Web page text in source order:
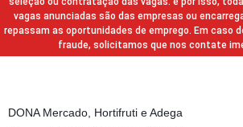
vagas anunciadas são das empresas ou
repassam as oportunidades de emprego. Em caso
fraude, solicitamos que nos contate
DONA Mercado, Hortifruti e Adega